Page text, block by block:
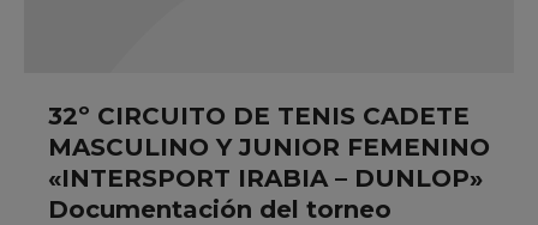
32º CIRCUITO DE TENIS CADETE
MASCULINO Y JUNIOR FEMENINO
«INTERSPORT IRABIA – DUNLOP»
Documentación del torneo